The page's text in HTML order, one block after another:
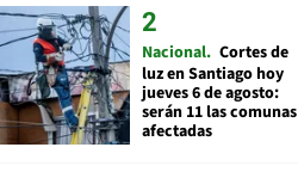
Nacional Cortes de
luz en Santiago hoy
jueves 6 de agosto:
serán 11 las comunas
afectadas